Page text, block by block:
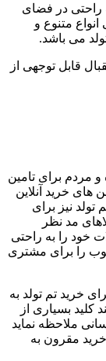
راحتی در فضای
متنوع و
می باشد.
قابل توجهی از
و مردم برای تامین
های خرید آنلاین
تولد نیز برای
مد نظر
خود را به راحتی
را برای مشتری
خرید تم تولد به
کلید بسیاری از
ملاحظه نماید
خرید مقرون به